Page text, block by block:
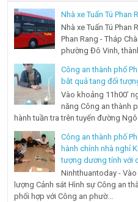
Nhà xe Tuấn Tú Phan
Nhà xe Tuấn Tú Phan
Phan Rang - Tháp
phường Đô Vinh,
Công an thành phố
bắt quả tang đối
Vào khoảng 11h00’
năng Công an thành
hành tuần tra trên tuyến đường Ngô
Công an thành phố
hành chính nhà nghỉ
tượng dương tính với
Ninhthuantoday -
lượng Cảnh sát Hình sự Công an
phối hợp với Công an phườ...